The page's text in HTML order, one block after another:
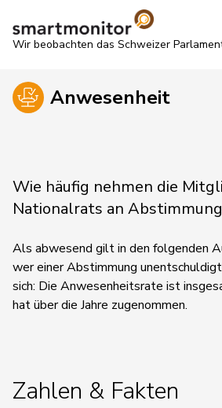
Wir beobachten das Schweizer
Anwesenheit
Wie häufig nehmen die
Nationalrats an
Als abwesend gilt in den folgenden
wer einer Abstimmung
sich: Die Anwesenheitsrate ist
hat über die Jahre zugenommen.
Zahlen & Fakten